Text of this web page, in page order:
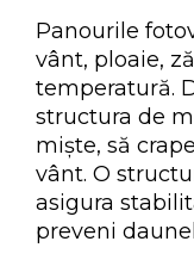
Panourile
vânt, ploaie,
temperatură.
structura de
miște, să
vânt. O
asigura
preveni